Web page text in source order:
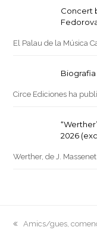
Concert
El Palau de la Música
Biografia
Circe Ediciones ha
2026
Werther, de J.
previous
Amics/gues,